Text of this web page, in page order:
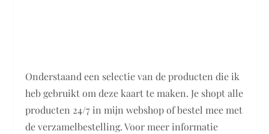
Onderstaand een selectie van de producten die ik
heb gebruikt om deze kaart te maken. Je shopt alle
producten 24/7 in mijn webshop of bestel mee met
de verzamelbestelling. Voor meer informatie